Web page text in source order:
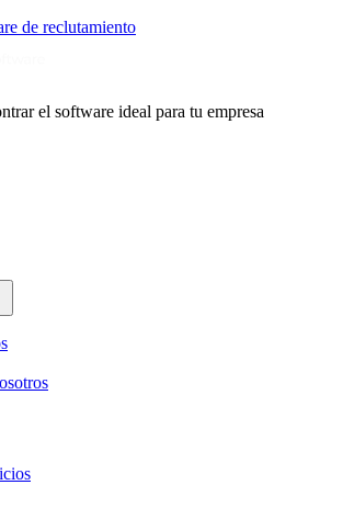
de reclutamiento
el software ideal para tu empresa